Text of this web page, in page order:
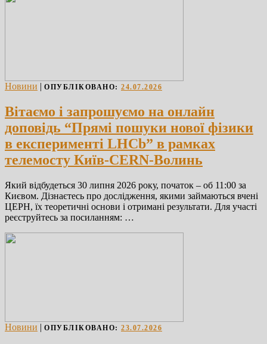
Новини | ОПУБЛІКОВАНО: 24.07.2026
Вітаємо і запрошуємо на онлайн
доповідь “Прямі пошуки нової фізики
в експерименті LHCb” в рамках
телемосту Київ-CERN-Волинь
Який відбудеться 30 липня 2026 року, початок – об 11:00 за
Києвом. Дізнаєтесь про дослідження, якими займаються вчені
ЦЕРН, їх теоретичні основи і отримані результати. Для участі
реєструйтесь за посиланням: …
Новини | ОПУБЛІКОВАНО: 23.07.2026